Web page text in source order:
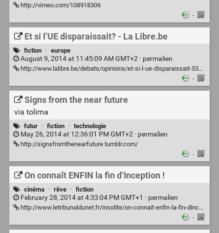
http://vimeo.com/108918306
·
Et si l’UE disparaissait? - La Libre.be
fiction · europe
August 9, 2014 at 11:45:09 AM GMT+2 · permalien
http://www.lalibre.be/debats/opinions/et-si-l-ue-disparaissait-53e46f293570667a63917dd2#db3f8
·
Signs from the near future
via tolima
futur · fiction · technologie
May 26, 2014 at 12:36:01 PM GMT+2 · permalien
http://signsfromthenearfuture.tumblr.com/
·
On connaît ENFIN la fin d’Inception !
cinéma · rêve · fiction
February 28, 2014 at 4:33:04 PM GMT+1 · permalien
http://www.letribunaldunet.fr/insolite/on-connait-enfin-la-fin-dinception.html
·